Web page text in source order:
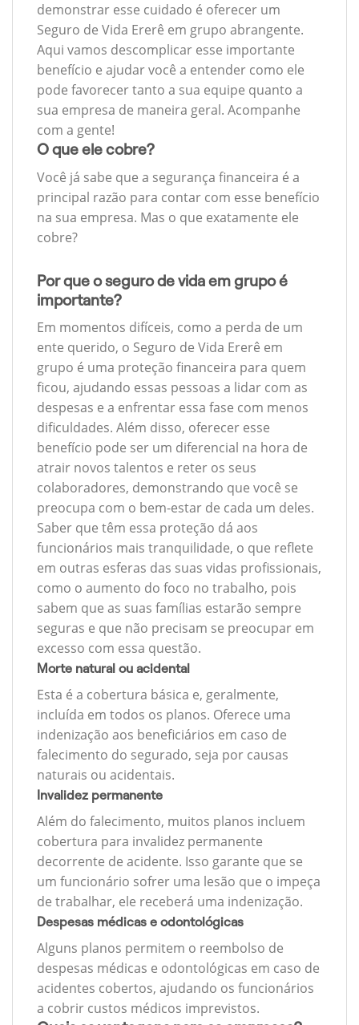
demonstrar esse cuidado é oferecer um
Seguro de Vida Ererê em grupo abrangente.
Aqui vamos descomplicar esse importante
benefício e ajudar você a entender como ele
pode favorecer tanto a sua equipe quanto a
sua empresa de maneira geral. Acompanhe
com a gente!
O que ele cobre?
Você já sabe que a segurança financeira é a
principal razão para contar com esse benefício
na sua empresa. Mas o que exatamente ele
cobre?
Por que o seguro de vida em grupo é
importante?
Em momentos difíceis, como a perda de um
ente querido, o Seguro de Vida Ererê em
grupo é uma proteção financeira para quem
ficou, ajudando essas pessoas a lidar com as
despesas e a enfrentar essa fase com menos
dificuldades. Além disso, oferecer esse
benefício pode ser um diferencial na hora de
atrair novos talentos e reter os seus
colaboradores, demonstrando que você se
preocupa com o bem-estar de cada um deles.
Saber que têm essa proteção dá aos
funcionários mais tranquilidade, o que reflete
em outras esferas das suas vidas profissionais,
como o aumento do foco no trabalho, pois
sabem que as suas famílias estarão sempre
seguras e que não precisam se preocupar em
excesso com essa questão.
Morte natural ou acidental
Esta é a cobertura básica e, geralmente,
incluída em todos os planos. Oferece uma
indenização aos beneficiários em caso de
falecimento do segurado, seja por causas
naturais ou acidentais.
Invalidez permanente
Além do falecimento, muitos planos incluem
cobertura para invalidez permanente
decorrente de acidente. Isso garante que se
um funcionário sofrer uma lesão que o impeça
de trabalhar, ele receberá uma indenização.
Despesas médicas e odontológicas
Alguns planos permitem o reembolso de
despesas médicas e odontológicas em caso de
acidentes cobertos, ajudando os funcionários
a cobrir custos médicos imprevistos.